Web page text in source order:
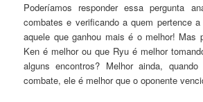
Poderíamos responder essa pergunta
combates e verificando a quem pertence
aquele que ganhou mais é o melhor! Mas
Ken é melhor ou que Ryu é melhor
alguns encontros? Melhor ainda, quando
combate, ele é melhor que o oponente